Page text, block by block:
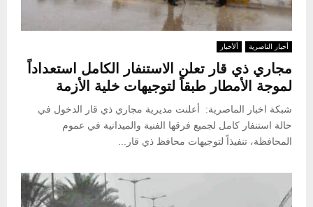
أخبار الناصرية ألأخبار
مجاري ذي قار تعلن الاستنفار الكامل استعداداً
لموجة الأمطار طبقاً لتوجيهات خلية الأزمة
شبكة اخبار الماصرية: أعلنت مديرية مجاري ذي قار الدخول في
حالة استنفار كامل لجميع فرقها الفنية والميدانية في عموم
المحافظة، تنفيذاً لتوجيهات محافظ ذي قار...